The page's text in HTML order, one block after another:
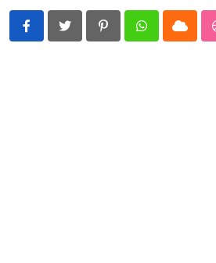
PinterestWhatsappCloud